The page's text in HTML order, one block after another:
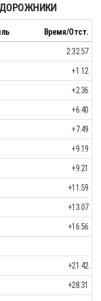
Время/Отст.
2:32.57
+1.12
+2.36
+6.40
+7.49
+9.19
+9.21
+11.59
+13.07
+16.56
+21.42
+28.31